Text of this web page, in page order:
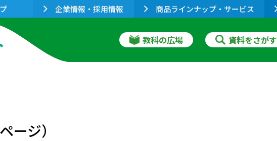
企業情報・採用情報 商品ラインナップ・サービス
教科の広場 資料をさがす
ージ）